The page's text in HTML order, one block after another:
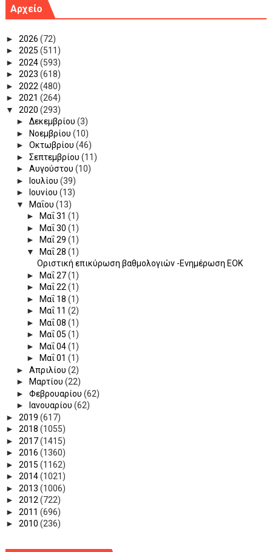
Αρχείο
► 2026 (72)
► 2025 (511)
► 2024(593)
► 2023 (618)
► 2022 (480)
► 2021 (264)
▼ 2020 (293)
► Δεκεμβρίου (3)
►
Νοεμβρίου (10)
► Οκτωβρίου (46)
► Σεπτεμβρίου (11)
► Αυγούστου (10)
►
Ιουλίου (39)
►
Ιουνίου (13)
▼
Μαΐου (13)
►
Μαΐ 31 (1)
►
Μαΐ 30 (1)
►
Μαΐ 29 (1)
▼
Μαΐ 28 (1)
Οριστική επικύρωση βαθμολογιών -Ενημέρωση ΕΟΚ
►
Μαΐ 27(1)
►
Μαΐ 22(1)
►
Μαΐ 18 (1)
►
Μαΐ 11 (2)
►
Μαΐ 08 (1)
►
Μαΐ 05 (1)
►
Μαΐ 04(1)
►
Μαΐ 01 (1)
► Απριλίου (2)
►
Μαρτίου (22)
► Φεβρουαρίου (62)
►
Ιανουαρίου (62)
► 2019 (617)
► 2018 (1055)
► 2017(1415)
► 2016 (1360)
► 2015 (1162)
► 2014(1021)
► 2013 (1006)
► 2012(722)
► 2011 (696)
► 2010 (236)